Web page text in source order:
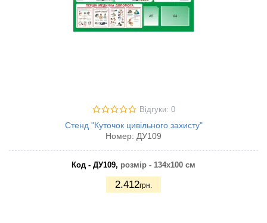
Відгуки: 0
Стенд "Куточок цивільного захисту"
Номер: ДУ109
Код - ДУ109, розмір - 134х100 см
2.412грн.